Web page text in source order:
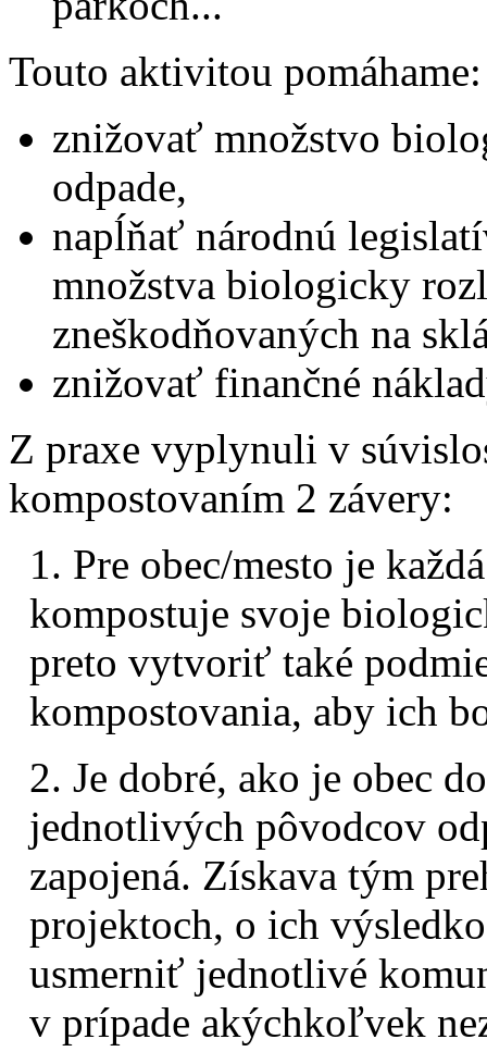
Touto aktivitou pomáhame:
znižovať množstvo
odpade,
napĺňať národnú
množstva biologicky
zneškodňovaných na
znižovať finančné
Z praxe vyplynuli v
kompostovaním 2 závery:
1. Pre obec/mesto je
kompostuje svoje
preto vytvoriť také
kompostovania, aby ich
2. Je dobré, ako je obec
jednotlivých pôvodcov
zapojená. Získava tým
projektoch, o ich
usmerniť jednotlivé
v prípade akýchkoľvek